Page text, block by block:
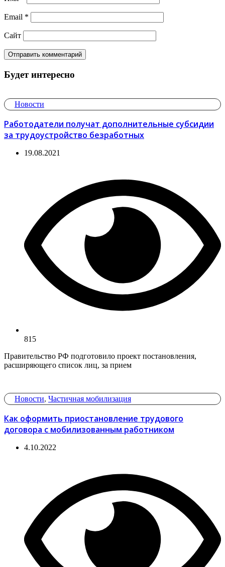
Email *
Сайт
Будет интересно
Новости
Работодатели получат дополнительные субсидии
за трудоустройство безработных
19.08.2021
815
Правительство РФ подготовило проект постановления,
расширяющего список лиц, за прием
Новости, Частичная мобилизация
Как оформить приостановление трудового
договора с мобилизованным работником
4.10.2022